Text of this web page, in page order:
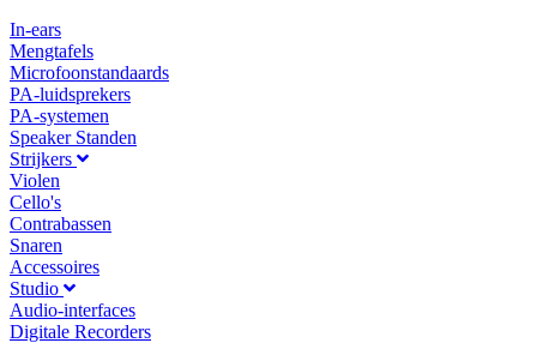
In-ears
Mengtafels
Microfoonstandaards
PA-luidsprekers
PA-systemen
Speaker Standen
Strijkers
Violen
Cello's
Contrabassen
Snaren
Accessoires
Studio
Audio-interfaces
Digitale Recorders